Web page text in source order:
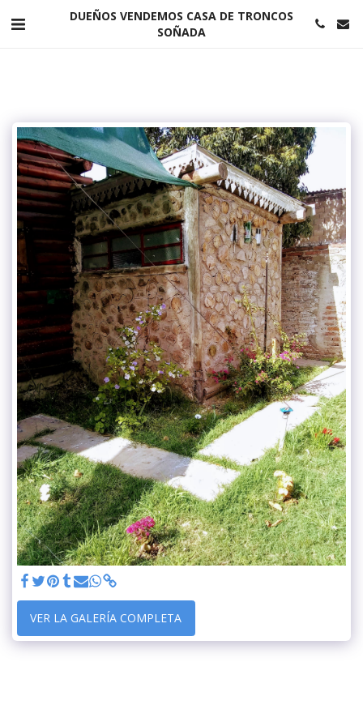
DUEÑOS VENDEMOS CASA DE TRONCOS
SOÑADA
VER LA GALERÍA COMPLETA